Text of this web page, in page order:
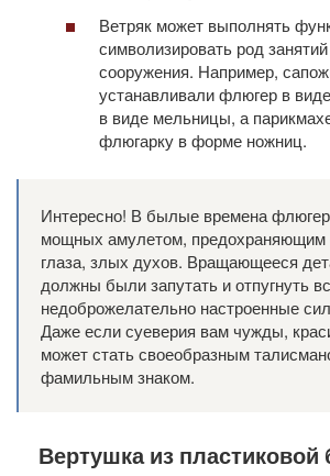
Ветряк может выполнять
символизировать род
сооружения. Например,
устанавливали флюгер в
в виде мельницы, а
флюгарку в форме ножниц.
Интересно! В былые времена
мощных амулетом, предохраняющим
глаза, злых духов. Вращающееся
должны были запутать и отпугнуть
недоброжелательно настроенные
Даже если суеверия вам чужды,
может стать своеобразным
фамильным знаком.
Вертушка из пластиковой